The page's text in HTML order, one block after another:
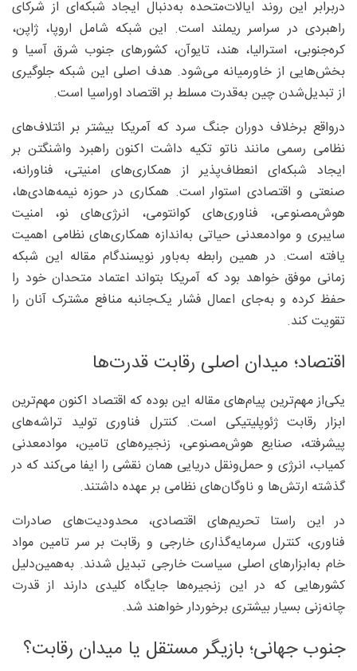
دربرابر این روند ایالات‌متحده به‌دنبال ایجاد شبکه‌ای از شرکای
راهبردی در سراسر ریملند است. این شبکه شامل اروپا، ژاپن،
کره‌جنوبی، استرالیا، هند، تایوآن، کشورهای جنوب شرق آسیا و
بخش‌هایی از خاورمیانه می‌شود. هدف اصلی این شبکه جلوگیری
از تبدیل‌شدن چین به‌قدرت مسلط بر اقتصاد اوراسیا است.
درواقع برخلاف دوران جنگ سرد که آمریکا بیشتر بر ائتلاف‌های
نظامی رسمی مانند ناتو تکیه داشت اکنون راهبرد واشنگتن بر
ایجاد شبکه‌ای انعطاف‌پذیر از همکاری‌های امنیتی، فناورانه،
صنعتی و اقتصادی استوار است. همکاری در حوزه نیمه‌هادی‌ها،
هوش‌مصنوعی، فناوری‌های کوانتومی، انرژی‌های نو، امنیت
سایبری و موادمعدنی حیاتی به‌اندازه همکاری‌های نظامی اهمیت
یافته است. در همین رابطه به‌باور نویسندگام مقاله این شبکه
زمانی موفق خواهد بود که آمریکا بتواند اعتماد متحدان خود را
حفظ کرده و به‌جای اعمال فشار یک‌جانبه منافع مشترک آنان را
تقویت کند.
اقتصاد؛ میدان اصلی رقابت قدرت‌ها
یکی‌از مهم‌ترین پیام‌های مقاله این بوده که اقتصاد اکنون مهم‌ترین
ابزار رقابت ژئوپلیتیکی است. کنترل فناوری تولید تراشه‌های
پیشرفته، صنایع هوش‌مصنوعی، زنجیره‌های تامین، موادمعدنی
کمیاب، انرژی و حمل‌ونقل دریایی همان نقشی را ایفا می‌کند که در
گذشته ارتش‌ها و ناوگان‌های نظامی بر عهده داشتند.
در این راستا تحریم‌های اقتصادی، محدودیت‌های صادرات
فناوری، کنترل سرمایه‌گذاری خارجی و رقابت بر سر تامین مواد
خام به‌ابزارهای اصلی سیاست خارجی تبدیل شدند. به‌همین‌دلیل
کشورهایی که در این زنجیره‌ها جایگاه کلیدی دارند از قدرت
چانه‌زنی بسیار بیشتری برخوردار خواهند شد.
جنوب جهانی؛ بازیگر مستقل یا میدان رقابت؟